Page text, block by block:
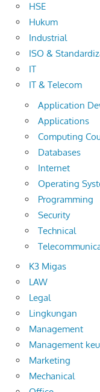
HSE
Hukum
Industrial
ISO &
IT
IT & Telecom
Application
Applications
Computing
Databases
Internet
Operating
Programming
Security
Technical
K3 Migas
LAW
Legal
Lingkungan
Management
Management
Marketing
Mechanical